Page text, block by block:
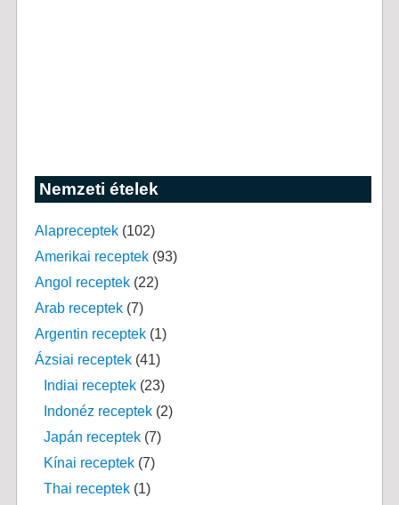
Nemzeti ételek
Alapreceptek(102)
Amerikai receptek(93)
Angol receptek(22)
Arab receptek(7)
Argentin receptek(1)
Ázsiai receptek(41)
Indiai receptek(23)
Indonéz receptek(2)
Japán receptek(7)
Kínai receptek(7)
Thai receptek(1)